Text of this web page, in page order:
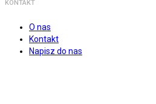
KONTAKT
O nas
Kontakt
Napisz do nas